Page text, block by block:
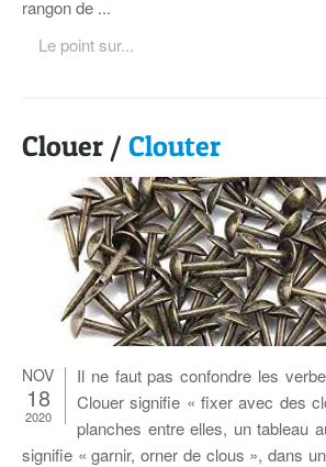
ran­gon de ...
Le point sur...
Clouer / Clouter
NOV
18
2020
Il ne faut pas confondre les
Clouer si­gni­fie « fixer avec des
planches entre elles, un ta­bleau
si­gni­fie « gar­nir, or­ner de clous », dans